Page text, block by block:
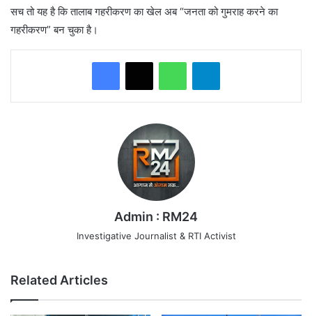
सच तो यह है कि तालाब गहरीकरण का खेल अब “जनता को गुमराह करने का
गहरीकरण” बन चुका है।
WhatsAppTelegram
Admin : RM24
Investigative Journalist & RTI Activist
Related Articles